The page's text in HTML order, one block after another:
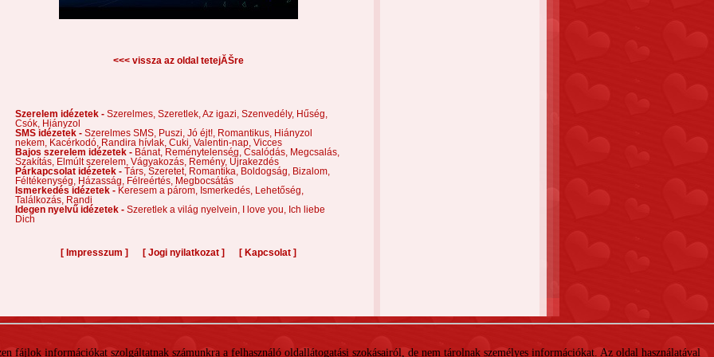
<<< vissza az oldal tetejĂŠre
Szerelem idézetek - Szerelmes, Szeretlek, Az igazi, Szenvedély, Hűség,
Csók,
Hiányzol
SMS idézetek - Szerelmes SMS, Puszi, Jó éjt!, Romantikus,
Hiányzol
nekem,
Kacérkodó, Randira hívlak, Cuki, Valentin-nap, Vicces
Bajos szerelem idézetek - Bánat, Reménytelenség, Csalódás,
Megcsalás,
Szakítás,
Elmúlt szerelem, Vágyakozás, Remény, Újrakezdés
Párkapcsolat idézetek - Társ, Szeretet, Romantika, Boldogság,
Bizalom,
Féltékenység,
Házasság, Félreértés,
Megbocsátás
Ismerkedés idézetek - Keresem a párom, Ismerkedés,
Lehetőség,
Találkozás,
Randi
Idegen nyelvű idézetek - Szeretlek a világ nyelvein, I love you,
Ich liebe
Dich
[ Impresszum ] [ Jogi nyilatkozat ] [ Kapcsolat ]
fájlok információkat szolgáltatnak számunkra a felhasználó oldallátogatási szokásairól, de nem tárolnak személyes információkat. Az oldal használatával